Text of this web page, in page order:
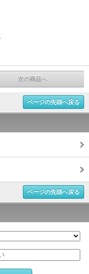
次の商品へ
ページの先頭へ戻る
ページの先頭へ戻る